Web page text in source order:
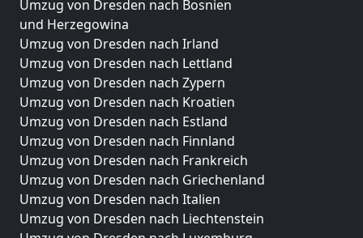
Umzug von Dresden nach Bosnien
und Herzegowina
Umzug von Dresden nach Irland
Umzug von Dresden nach Lettland
Umzug von Dresden nach Zypern
Umzug von Dresden nach Kroatien
Umzug von Dresden nach Estland
Umzug von Dresden nach Finnland
Umzug von Dresden nach Frankreich
Umzug von Dresden nach Griechenland
Umzug von Dresden nach Italien
Umzug von Dresden nach Liechtenstein